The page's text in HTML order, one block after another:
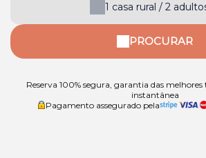
1 casa rural / 2
PROCURAR
Reserva 100% segura, garantia das
instantânea
Pagamento assegurado pela